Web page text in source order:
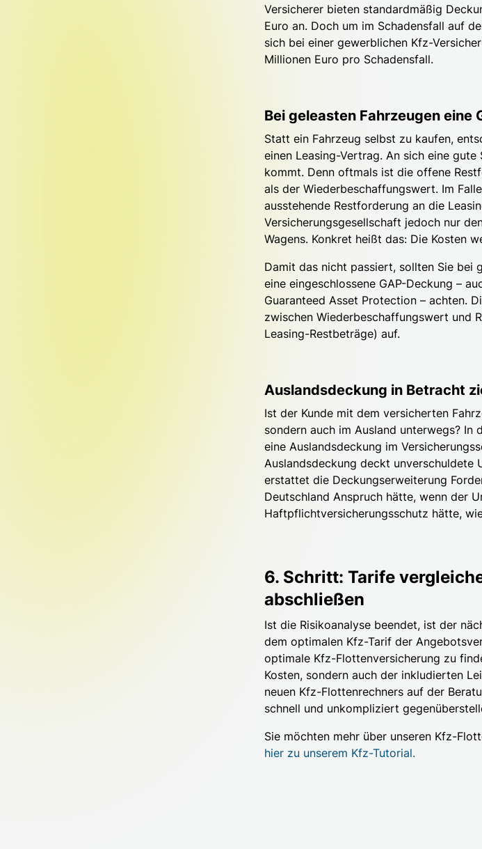
Versicherer bieten standardmäßig
Euro an. Doch um im Schadensfall auf
sich bei einer gewerblichen Kfz-
Millionen Euro pro Schadensfall.
Bei geleasten Fahrzeugen eine
Statt ein Fahrzeug selbst zu kaufen,
einen Leasing-Vertrag. An sich eine gute
kommt. Denn oftmals ist die offene
als der Wiederbeschaffungswert. Im
ausstehende Restforderung an die
Versicherungsgesellschaft jedoch nur
Wagens. Konkret heißt das: Die Kosten
Damit das nicht passiert, sollten Sie bei
eine eingeschlossene GAP-Deckung –
Guaranteed Asset Protection – achten.
zwischen Wiederbeschaffungswert und
Leasing-Restbeträge) auf.
Auslandsdeckung in Betracht
Ist der Kunde mit dem versicherten
sondern auch im Ausland unterwegs? In
eine Auslandsdeckung im
Auslandsdeckung deckt unverschuldete
erstattet die Deckungserweiterung
Deutschland Anspruch hätte, wenn der
Haftpflichtversicherungsschutz hätte,
6. Schritt: Tarife
abschließen
Ist die Risikoanalyse beendet, ist der
dem optimalen Kfz-Tarif der
optimale Kfz-Flottenversicherung zu
Kosten, sondern auch der inkludierten
neuen Kfz-Flottenrechners auf der
schnell und unkompliziert
Sie möchten mehr über unseren Kfz-
hier zu unserem Kfz-Tutorial.